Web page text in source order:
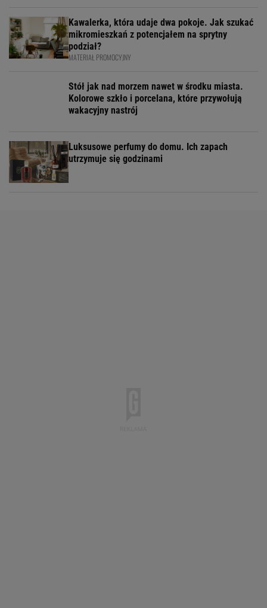
Kawalerka, która udaje dwa pokoje. Jak szukać
mikromieszkań z potencjałem na sprytny
podział?
MATERIAŁ PROMOCYJNY
Stół jak nad morzem nawet w środku miasta.
Kolorowe szkło i porcelana, które przywołują
wakacyjny nastrój
Luksusowe perfumy do domu. Ich zapach
utrzymuje się godzinami